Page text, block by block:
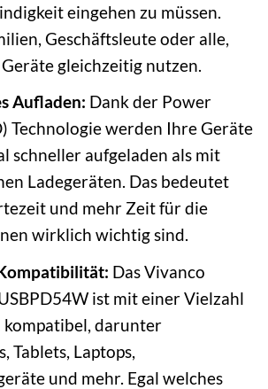
eingehen zu müssen.
Geschäftsleute oder alle,
gleichzeitig nutzen.
Aufladen: Dank der Power
Technologie werden Ihre Geräte
schneller aufgeladen als mit
Ladegeräten. Das bedeutet
und mehr Zeit für die
wirklich wichtig sind.
Das Vivanco
ist mit einer Vielzahl
kompatibel, darunter
Tablets, Laptops,
und mehr. Egal welches